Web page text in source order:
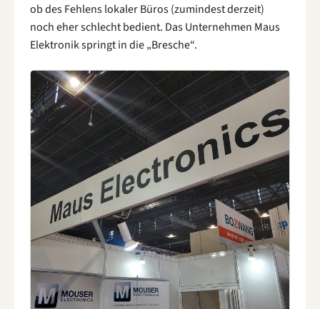
ob des Fehlens lokaler Büros (zumindest derzeit)
noch eher schlecht bedient. Das Unternehmen Maus
Elektronik springt in die „Bresche“.